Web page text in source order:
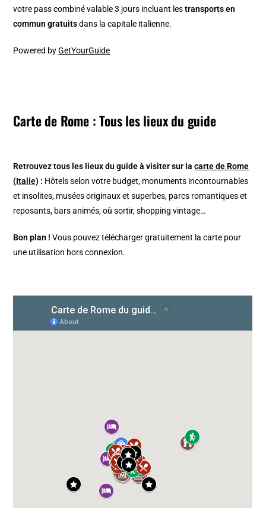
votre pass combiné valable 3 jours incluant lestransports en
commun gratuitsdans la capitale italienne.
Powered byGetYourGuide
Carte de Rome : Tous les lieux du guide
Retrouvez tous les lieux du guide à visiter sur lacarte de Rome
(Italie) : Hôtels selon votre budget, monuments incontournables
et insolites, musées originaux et superbes, parcs romantiques et
reposants, bars animés, où sortir, shopping vintage…
Bon plan ! Vous pouvez télécharger gratuitement la carte pour
une utilisation hors connexion.